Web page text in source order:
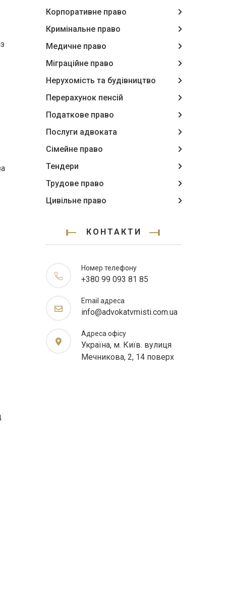
Корпоративне право
Кримінальне право
Медичне право
Міграційне право
Нерухомість та будівництво
Перерахунок пенсій
Податкове право
Послуги адвоката
Сімейне право
Тендери
Трудове право
Цивільне право
КОНТАКТИ
Номер телефону
+380 99 093 81 85
Email адреса
info@advokatvmisti.com.ua
Адреса офісу
Україна, м. Київ. вулиця
Мечникова, 2, 14 поверх